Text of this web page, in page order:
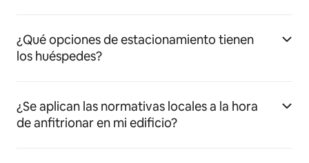
¿Qué opciones de estacionamiento tienen
los huéspedes?
¿Se aplican las normativas locales a la hora
de anfitrionar en mi edificio?